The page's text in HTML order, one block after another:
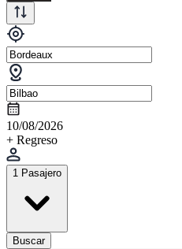
10/08/2026
+ Regreso
1 Pasajero
Buscar